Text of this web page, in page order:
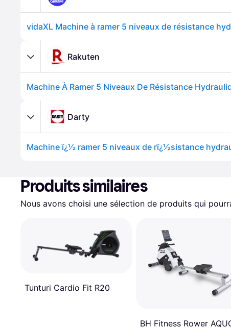
Rakuten
Machine À Ramer 5 Niveaux De Résistance
Darty
Machine ï¿½ ramer 5 niveaux de rï¿½sistance
Produits similaires
Nous avons choisi une sélection de produits qui
Tunturi Cardio Fit R20
BH Fitness Rower